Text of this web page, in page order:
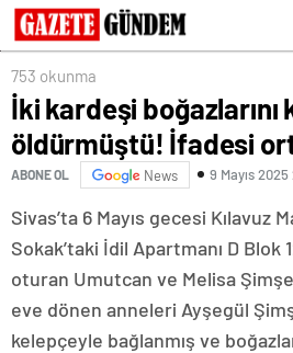
753 okunma
İki kardeşi boğazlarını
öldürmüştü! İfadesi
ABONE OL News 9 Mayıs 2025
Sivas’ta 6 Mayıs gecesi Kılavuz
Sokak’taki İdil Apartmanı D Blok
oturan Umutcan ve Melisa
eve dönen anneleri Ayşegül
kelepçeyle bağlanmış ve